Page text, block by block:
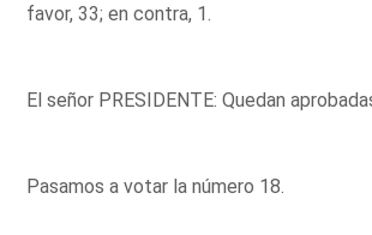
favor, 33; en contra, 1.
El señor PRESIDENTE: Quedan
Pasamos a votar la número 18.